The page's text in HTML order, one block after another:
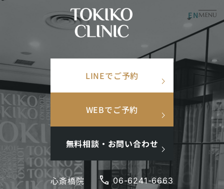
美容皮膚科× 美容内科 ENMENU
LINEでご予約
WEBでご予約
無料相談・お問い合わせ
心斎橋院 phone 06-6241-6663
検索ワード
索
search
人気ワード
#美肌 #インナーケア#アンチエイジング#点滴
#ホルモン補充 #メンズ肌 #ニキビ跡
PRP療法ってどんな治療なの？安全性や効果を医師が詳しく解
PRP療法ってどんな治療
なの？安全性や効果を医
師が詳しく解説します
2023.03.10更新日： 2026.01.05
シワ たるみ 毛穴